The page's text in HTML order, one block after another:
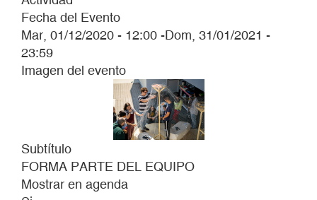
Fecha del Evento
Mar, 01/12/2020 - 12:00 -Dom, 31/01/2021 -
23:59
Imagen del evento
Subtítulo
FORMA PARTE DEL EQUIPO
Mostrar en agenda